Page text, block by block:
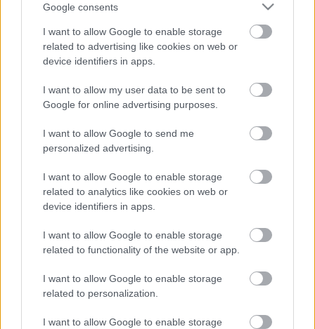
Google consents
I want to allow Google to enable storage
related to advertising like cookies on web or
device identifiers in apps.
I want to allow my user data to be sent to
Google for online advertising purposes.
I want to allow Google to send me
personalized advertising.
I want to allow Google to enable storage
related to analytics like cookies on web or
device identifiers in apps.
I want to allow Google to enable storage
related to functionality of the website or app.
I want to allow Google to enable storage
related to personalization.
I want to allow Google to enable storage
Gondolatok a Trónok harca 7. évadának 5.
része után
Arthur Arthurus•2017. augusztus 14.
Figyelem! Aki nem látta a 7. évad 5. részét, vagy
bármelyik másikat előtte, annak spoilert tartalmaz!
Elérkeztünk a Game of Thrones új részéhez is, már
csak kettő van hátra. Mi várható? Hát nem gyönyörű?
Oké, azt hiszem, simán szívbajt kapnék, ha leszállna
elém úgy, ahogy Jon elé szállt le...